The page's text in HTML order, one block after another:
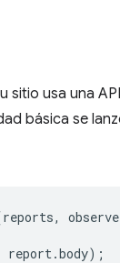
sitio usa una
básica se
reports,
report.body);